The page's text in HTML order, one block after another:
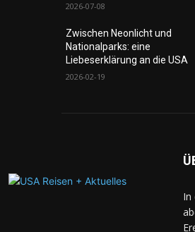
2026-07-08
Zwischen Neonlicht und
Nationalparks: eine
Liebeserklärung an die USA
2026-02-19
In